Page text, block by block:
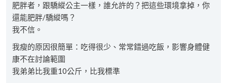
肥胖者，跟驕縱公主一樣，誰允許的？把這些環境拿掉，你
還能肥胖/驕縱嗎？
我不信。
我瘦的原因很簡單：吃得很少、常常錯過吃飯，影響身體健
康不在討論範圍
我弟弟比我重10公斤，比我標準